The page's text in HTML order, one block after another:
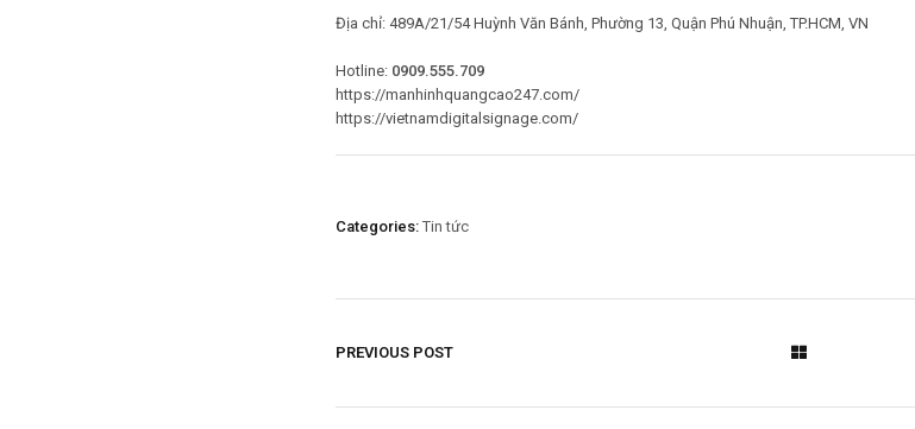
Địa chỉ: 489A/21/54 Huỳnh Văn Bánh, Phường 13, Quận Phú Nhuận, TP.HCM, VN
Hotline: 0909.555.709
https://manhinhquangcao247.com/
https://vietnamdigitalsignage.com/
Categories: Tin tức
PREVIOUS POST